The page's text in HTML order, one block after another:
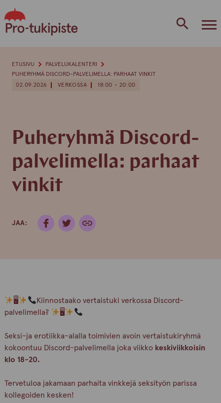
to
content
02.09.2026 VERKOSSA 18:00 - 20:00
Puheryhmä Discord-
palvelimella: parhaat
vinkit
JAA:
ETUSIVU
PALVELUKALENTERI
PUHERYHMÄ DISCORD-PALVELIMELLA: PARHAAT VINKIT
🖥
Kiinnostaako vertaistuki verkossa Discord-
palvelimella?
🖥
Seksi-ja erotiikka-alalla toimivien avoin vertaistukiryhmä
kokoontuu Discord-palvelimella joka viikko keskiviikkoisin
klo 18-20.
Tervetuloa jakamaan parhaita vinkkejä seksityön parissa
kollegoiden kesken!